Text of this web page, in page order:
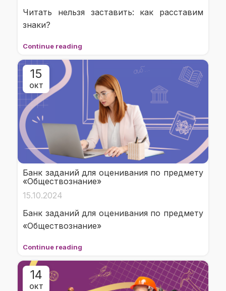
Читать нельзя заставить: как расставим
знаки?
Continue reading
15
ОКТ
Банк заданий для оценивания по предмету
«Обществознание»
15.10.2024
Банк заданий для оценивания по предмету
«Обществознание»
Continue reading
14
ОКТ